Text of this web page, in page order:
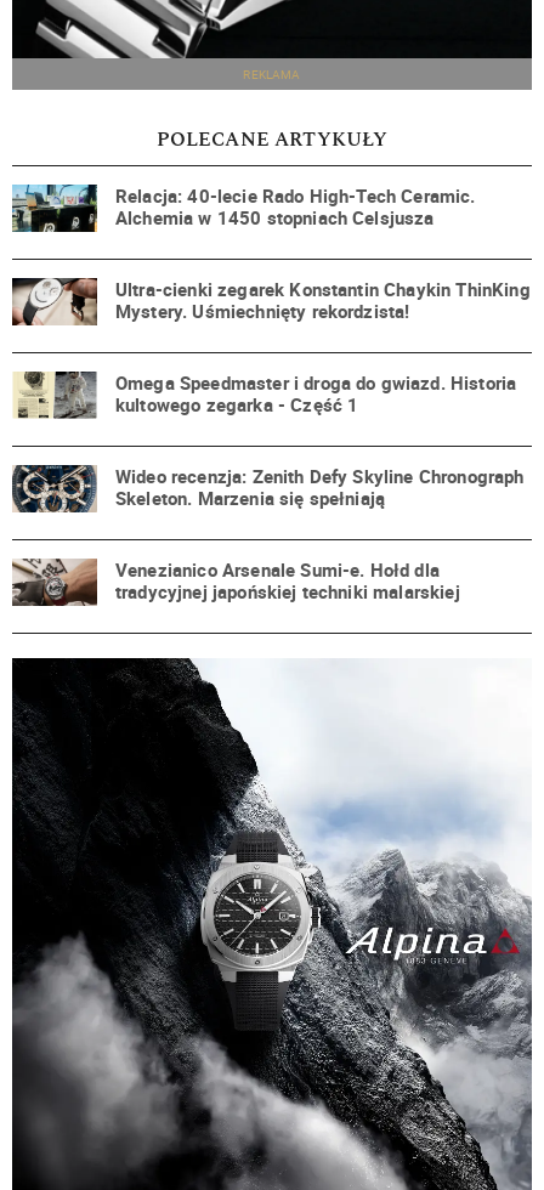
REKLAMA
POLECANE ARTYKUŁY
Relacja: 40-lecie Rado High-Tech Ceramic.
Alchemia w 1450 stopniach Celsjusza
Ultra-cienki zegarek Konstantin Chaykin ThinKing
Mystery. Uśmiechnięty rekordzista!
Omega Speedmaster i droga do gwiazd. Historia
kultowego zegarka - Część 1
Wideo recenzja: Zenith Defy Skyline Chronograph
Skeleton. Marzenia się spełniają
Venezianico Arsenale Sumi-e. Hołd dla
tradycyjnej japońskiej techniki malarskiej